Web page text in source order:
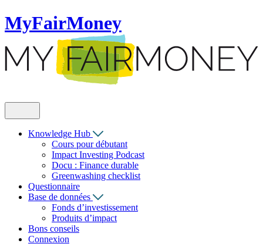
MyFairMoney
Knowledge Hub
Cours pour débutant
Impact Investing Podcast
Docu : Finance durable
Greenwashing checklist
Questionnaire
Base de données
Fonds d’investissement
Produits d’impact
Bons conseils
Connexion